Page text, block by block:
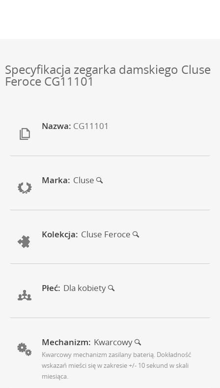
Specyfikacja zegarka damskiego Cluse
Feroce CG11101
Nazwa: CG11101
Marka: Cluse
Kolekcja: Cluse Feroce
Płeć: Dla kobiety
Mechanizm: Kwarcowy
Kwarcowy mechanizm zasilany baterią. Dokładność
wskazań mieści się w zakresie +/- 10 sekund w skali
miesiąca.